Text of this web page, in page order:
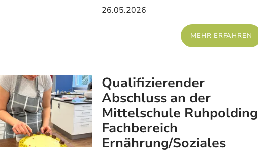
26.05.2026
MEHR ERFAHREN
Qualifizierender
Abschluss an der
Mittelschule Ruhpolding
Fachbereich
Ernährung/Soziales